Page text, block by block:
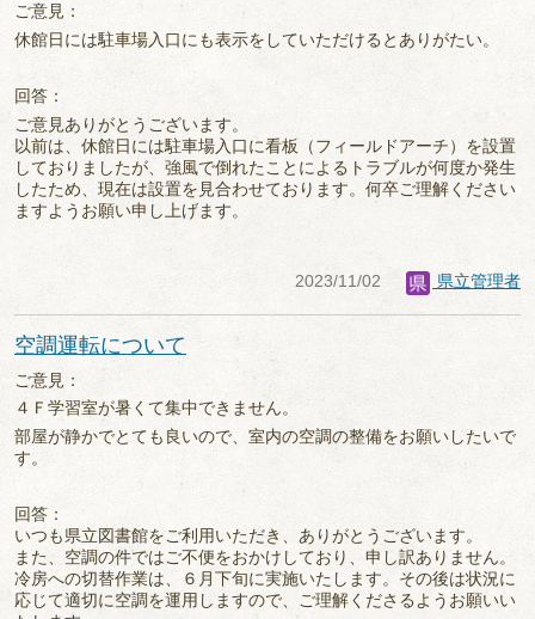
ご意見：
休館日には駐車場入口にも表示をしていただけるとありがたい。
回答：
ご意見ありがとうございます。
以前は、休館日には駐車場入口に看板（フィールドアーチ）を設置
しておりましたが、強風で倒れたことによるトラブルが何度か発生
したため、現在は設置を見合わせております。何卒ご理解ください
ますようお願い申し上げます。
2023/11/02 県立管理者
空調運転について
ご意見：
４Ｆ学習室が暑くて集中できません。
部屋が静かでとても良いので、室内の空調の整備をお願いしたいで
す。
回答：
いつも県立図書館をご利用いただき、ありがとうございます。
また、空調の件ではご不便をおかけしており、申し訳ありません。
冷房への切替作業は、６月下旬に実施いたします。その後は状況に
応じて適切に空調を運用しますので、ご理解くださるようお願いい